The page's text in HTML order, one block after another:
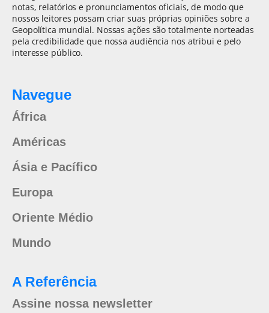
notas, relatórios e pronunciamentos oficiais, de modo que
nossos leitores possam criar suas próprias opiniões sobre a
Geopolítica mundial. Nossas ações são totalmente norteadas
pela credibilidade que nossa audiência nos atribui e pelo
interesse público.
Navegue
África
Américas
Ásia e Pacífico
Europa
Oriente Médio
Mundo
A Referência
Assine nossa newsletter